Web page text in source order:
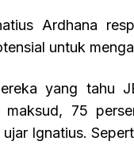
Ardhana
untuk
yang tahu
maksud, 75
Ignatius.